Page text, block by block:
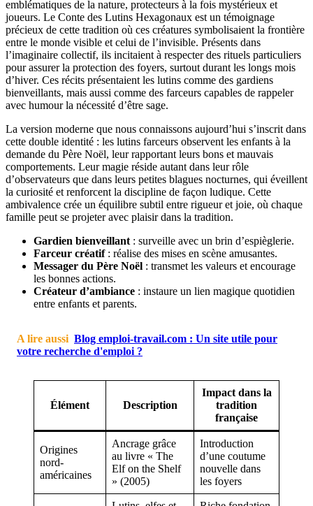
emblématiques de la nature, protecteurs à la fois mystérieux et
joueurs. Le Conte des Lutins Hexagonaux est un témoignage
précieux de cette tradition où ces créatures symbolisaient la frontière
entre le monde visible et celui de l’invisible. Présents dans
l’imaginaire collectif, ils incitaient à respecter des rituels particuliers
pour assurer la protection des foyers, surtout durant les longs mois
d’hiver. Ces récits présentaient les lutins comme des gardiens
bienveillants, mais aussi comme des farceurs capables de rappeler
avec humour la nécessité d’être sage.
La version moderne que nous connaissons aujourd’hui s’inscrit dans
cette double identité : les lutins farceurs observent les enfants à la
demande du Père Noël, leur rapportant leurs bons et mauvais
comportements. Leur magie réside autant dans leur rôle
d’observateurs que dans leurs petites blagues nocturnes, qui éveillent
la curiosité et renforcent la discipline de façon ludique. Cette
ambivalence crée un équilibre subtil entre rigueur et joie, où chaque
famille peut se projeter avec plaisir dans la tradition.
Gardien bienveillant : surveille avec un brin d’espièglerie.
Farceur créatif: réalise des mises en scène amusantes.
Messager du Père Noël : transmet les valeurs et encourage
les bonnes actions.
Créateur d’ambiance : instaure un lien magique quotidien
entre enfants et parents.
A lire aussi Blog emploi-travail.com : Un site utile pour
votre recherche d'emploi ?
Élément Description
Impact dans la
tradition
française
Origines
nord-
américaines
Ancrage grâce
au livre « The
Elf on the Shelf
» (2005)
Introduction
d’une coutume
nouvelle dans
les foyers